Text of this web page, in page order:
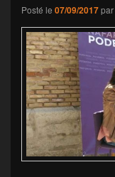
Posté le 07/09/2017par